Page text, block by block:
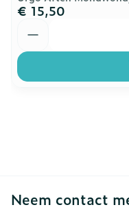
€ 15,50
Neem contact